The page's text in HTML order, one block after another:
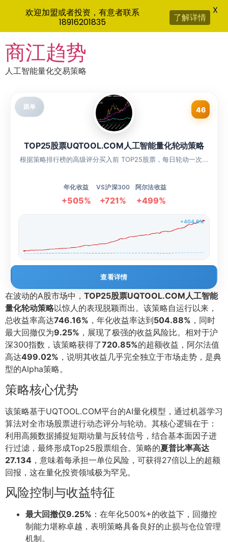
to
content
商江趋势
人工智能量化交易策略
跟单 46
TOP25股票UQTOOL.COM人工智能量化轮动策略
根据策略排行榜的高级评分买入前 TOP25股票，每日轮动一次...
年化收益
+505%
VS沪深300
+721%
阿尔法收益
+499%
+404.6%
查看详情
在波动的A股市场中， TOP25股票UQTOOL.COM人工智能
量化轮动策略以惊人的表现脱颖而出。该策略自运行以来，
总收益率高达746.16% ，年化收益率达到504.88% ，同时
最大回撤仅为9.25% ，展现了极强的收益风险比。相对于沪
深300指数，该策略获得了720.85%的超额收益，阿尔法值
高达499.02% ，说明其收益几乎完全独立于市场走势，是典
型的Alpha策略。
策略核心优势
该策略基于UQTOOL.COM平台的AI量化模型，通过机器学习
算法对全市场股票进行动态评分与轮动。其核心逻辑在于：
利用高频数据捕捉短期动量与反转信号，结合基本面因子进
行过滤，最终形成Top25股票组合。策略的夏普比率高达
27.134 ，意味着每承担一单位风险，可获得27倍以上的超额
回报，这在量化投资领域极为罕见。
风险控制与收益特征
最大回撤仅9.25% ：在年化500%+的收益下，回撤控
制能力堪称卓越，表明策略具备良好的止损与仓位管理
机制。
欢迎加盟或者投资，有意者联系
18916201835
了解详情
X